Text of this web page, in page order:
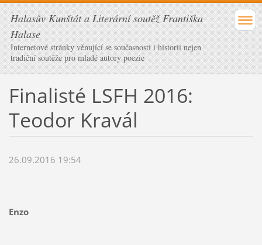
Halasův Kunštát a Literární soutěž Františka
Halase
Internetové stránky věnující se současnosti i historii nejen
tradiční soutěže pro mladé autory poezie
Finalisté LSFH 2016:
Teodor Kravál
26.09.2016 19:54
Enzo